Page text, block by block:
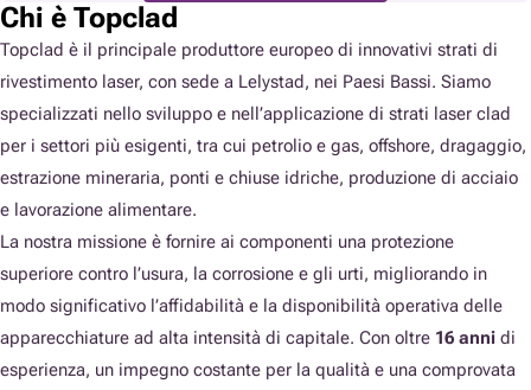
Chi è Topclad
Topclad è il principale produttore europeo di innovativi strati di
rivestimento laser, con sede a Lelystad, nei Paesi Bassi. Siamo
specializzati nello sviluppo e nell’applicazione di strati laser clad
per i settori più esigenti, tra cui petrolio e gas, offshore, dragaggio,
estrazione mineraria, ponti e chiuse idriche, produzione di acciaio
e lavorazione alimentare.
La nostra missione è fornire ai componenti una protezione
superiore contro l’usura, la corrosione e gli urti, migliorando in
modo significativo l’affidabilità e la disponibilità operativa delle
apparecchiature ad alta intensità di capitale. Con oltre 16 anni di
esperienza, un impegno costante per la qualità e una comprovata